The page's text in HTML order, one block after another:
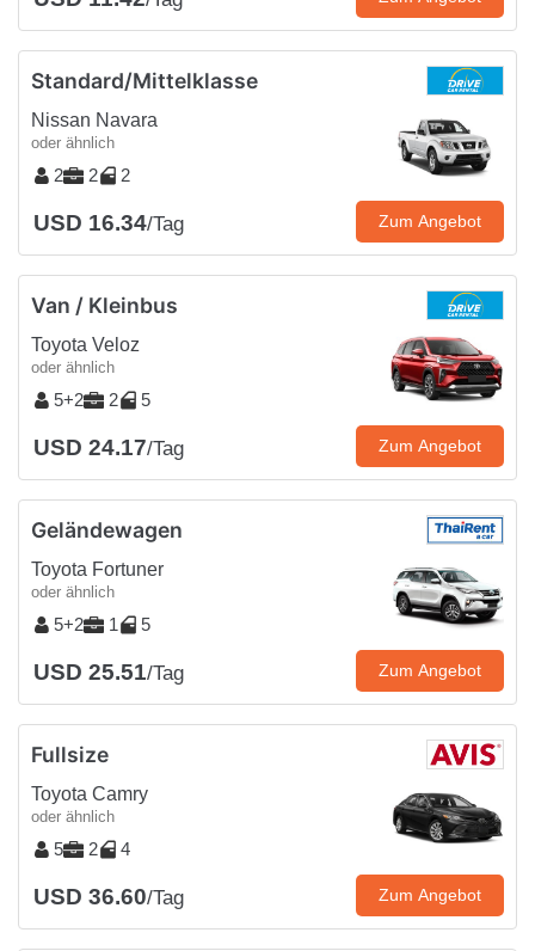
Standard/Mittelklasse
Nissan Navara
oder ähnlich
2 2 2
USD 16.34/Tag Zum Angebot
Van / Kleinbus
Toyota Veloz
oder ähnlich
5+2 2 5
USD 24.17/Tag Zum Angebot
Geländewagen
Toyota Fortuner
oder ähnlich
5+2 1 5
USD 25.51/Tag Zum Angebot
Fullsize
Toyota Camry
oder ähnlich
5 2 4
USD 36.60/Tag Zum Angebot